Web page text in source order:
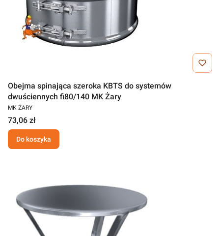
Obejma spinająca szeroka KBTS do systemów
dwuściennych fi80/140 MK Żary
MK ŻARY
73,06 zł
Do koszyka